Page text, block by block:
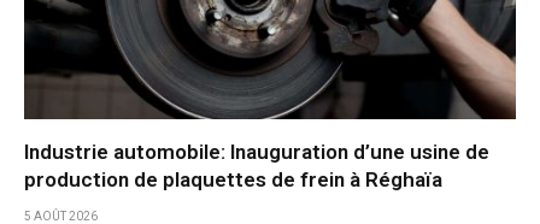
Industrie automobile: Inauguration d’une usine de
production de plaquettes de frein à Réghaïa
5 AOÛT 2026